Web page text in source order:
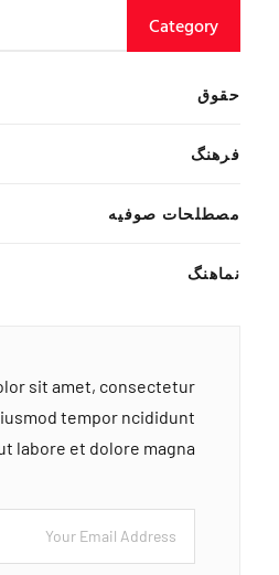
Category
حقوق
فرهنگ
مصطلحات صوفیه
نماهنگ
sit amet, consectetur
tempor ncididunt
labore et dolore magna